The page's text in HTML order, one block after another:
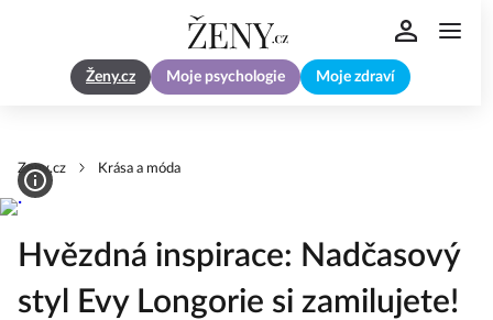
Ženy.cz Moje psychologie Moje zdraví
Zeny.cz Krása a móda
Hvězdná inspirace: Nadčasový
styl Evy Longorie si zamilujete!